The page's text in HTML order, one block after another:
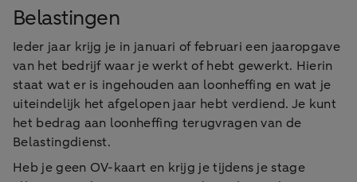
Belastingen
Ieder jaar krijg je in januari of februari een jaaropgave
van het bedrijf waar je werkt of hebt gewerkt. Hierin
staat wat er is ingehouden aan loonheffing en wat je
uiteindelijk het afgelopen jaar hebt verdiend. Je kunt
het bedrag aan loonheffing terugvragen van de
Belastingdienst.
Heb je geen OV-kaart en krijg je tijdens je stage